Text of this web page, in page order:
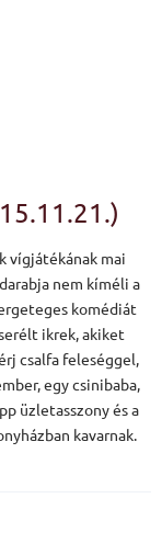
vígjátékának mai
nem kíméli a
komédiát
ikrek, akiket
csalfa feleséggel,
egy csinibaba,
üzletasszony és a
kavarnak.